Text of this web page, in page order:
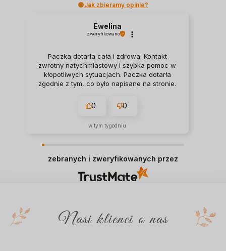
Jak zbieramy opinie?
Ewelina
zweryfikowano
Paczka dotarła cała i zdrowa. Kontakt
zwrotny natychmiastowy i szybka pomoc w
kłopotliwych sytuacjach. Paczka dotarła
zgodnie z tym, co było napisane na stronie.
0 0
w tym tygodniu
zebranych i zweryfikowanych przez
Nasi klienci o nas